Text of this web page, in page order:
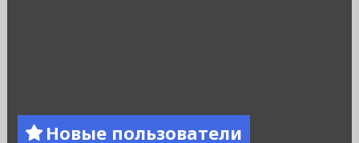
Новые пользователи